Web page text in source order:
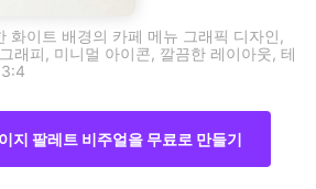
화이트 배경의 카페 메뉴 그래픽 디자인,
래피, 미니멀 아이콘, 깔끔한 레이아웃, 테
지 팔레트 비주얼을 무료로 만들기